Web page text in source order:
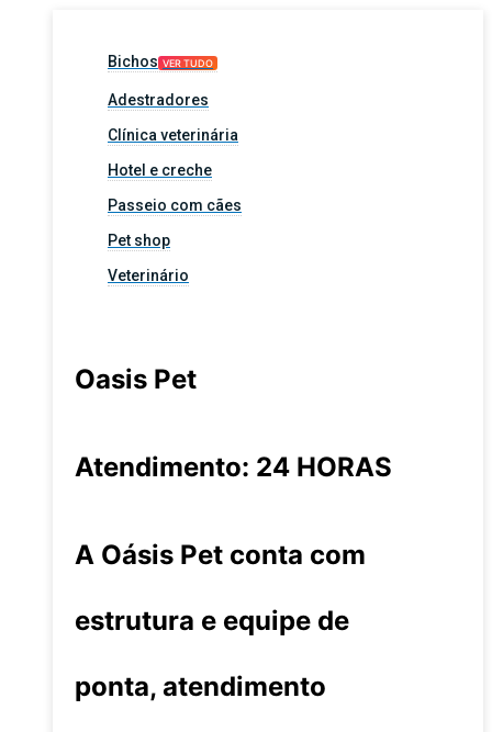
Bichos VER TUDO
Adestradores
Clínica veterinária
Hotel e creche
Passeio com cães
Pet shop
Veterinário
Oasis Pet
Atendimento: 24 HORAS
A Oásis Pet conta com
estrutura e equipe de
ponta, atendimento